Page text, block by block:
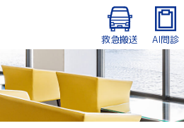
救急搬送 AI問診
17:15（月〜金曜日）
年末年始（12/29〜1/3）
English